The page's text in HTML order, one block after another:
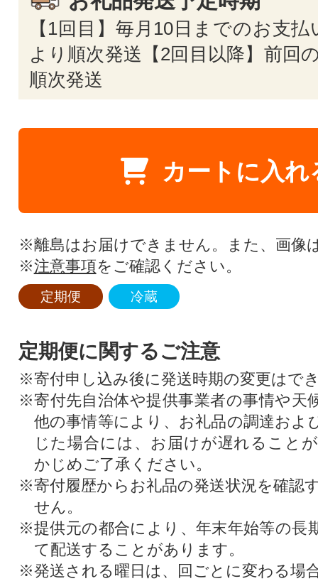
【1回目】毎月10日までのお支
より順次発送【2回目以降】前回
順次発送
カートに入れ
※離島はお届けできません。また、画像
※注意事項をご確認ください。
定期便 冷蔵
定期便に関するご注意
※寄付申し込み後に発送時期の変更はで
※寄付先自治体や提供事業者の事情や天
他の事情等により、お礼品の調達およ
じた場合には、お届けが遅れること
かじめご了承ください。
※寄付履歴からお礼品の発送状況を確認
せん。
※提供元の都合により、年末年始等の長
て配送することがあります。
※発送される曜日は、回ごとに変わる場